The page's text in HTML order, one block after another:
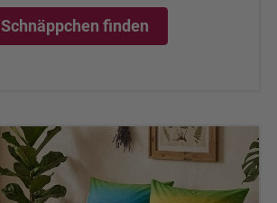
Schnäppchen finden